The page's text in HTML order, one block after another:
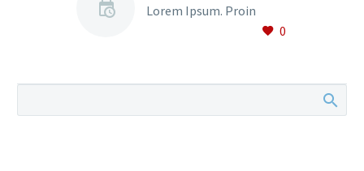
Lorem Ipsum. Proin
consequat ipsum, nec
0